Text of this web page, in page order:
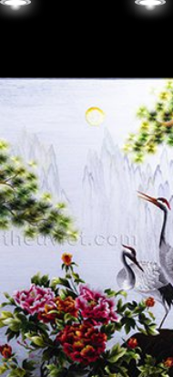
Skip to content